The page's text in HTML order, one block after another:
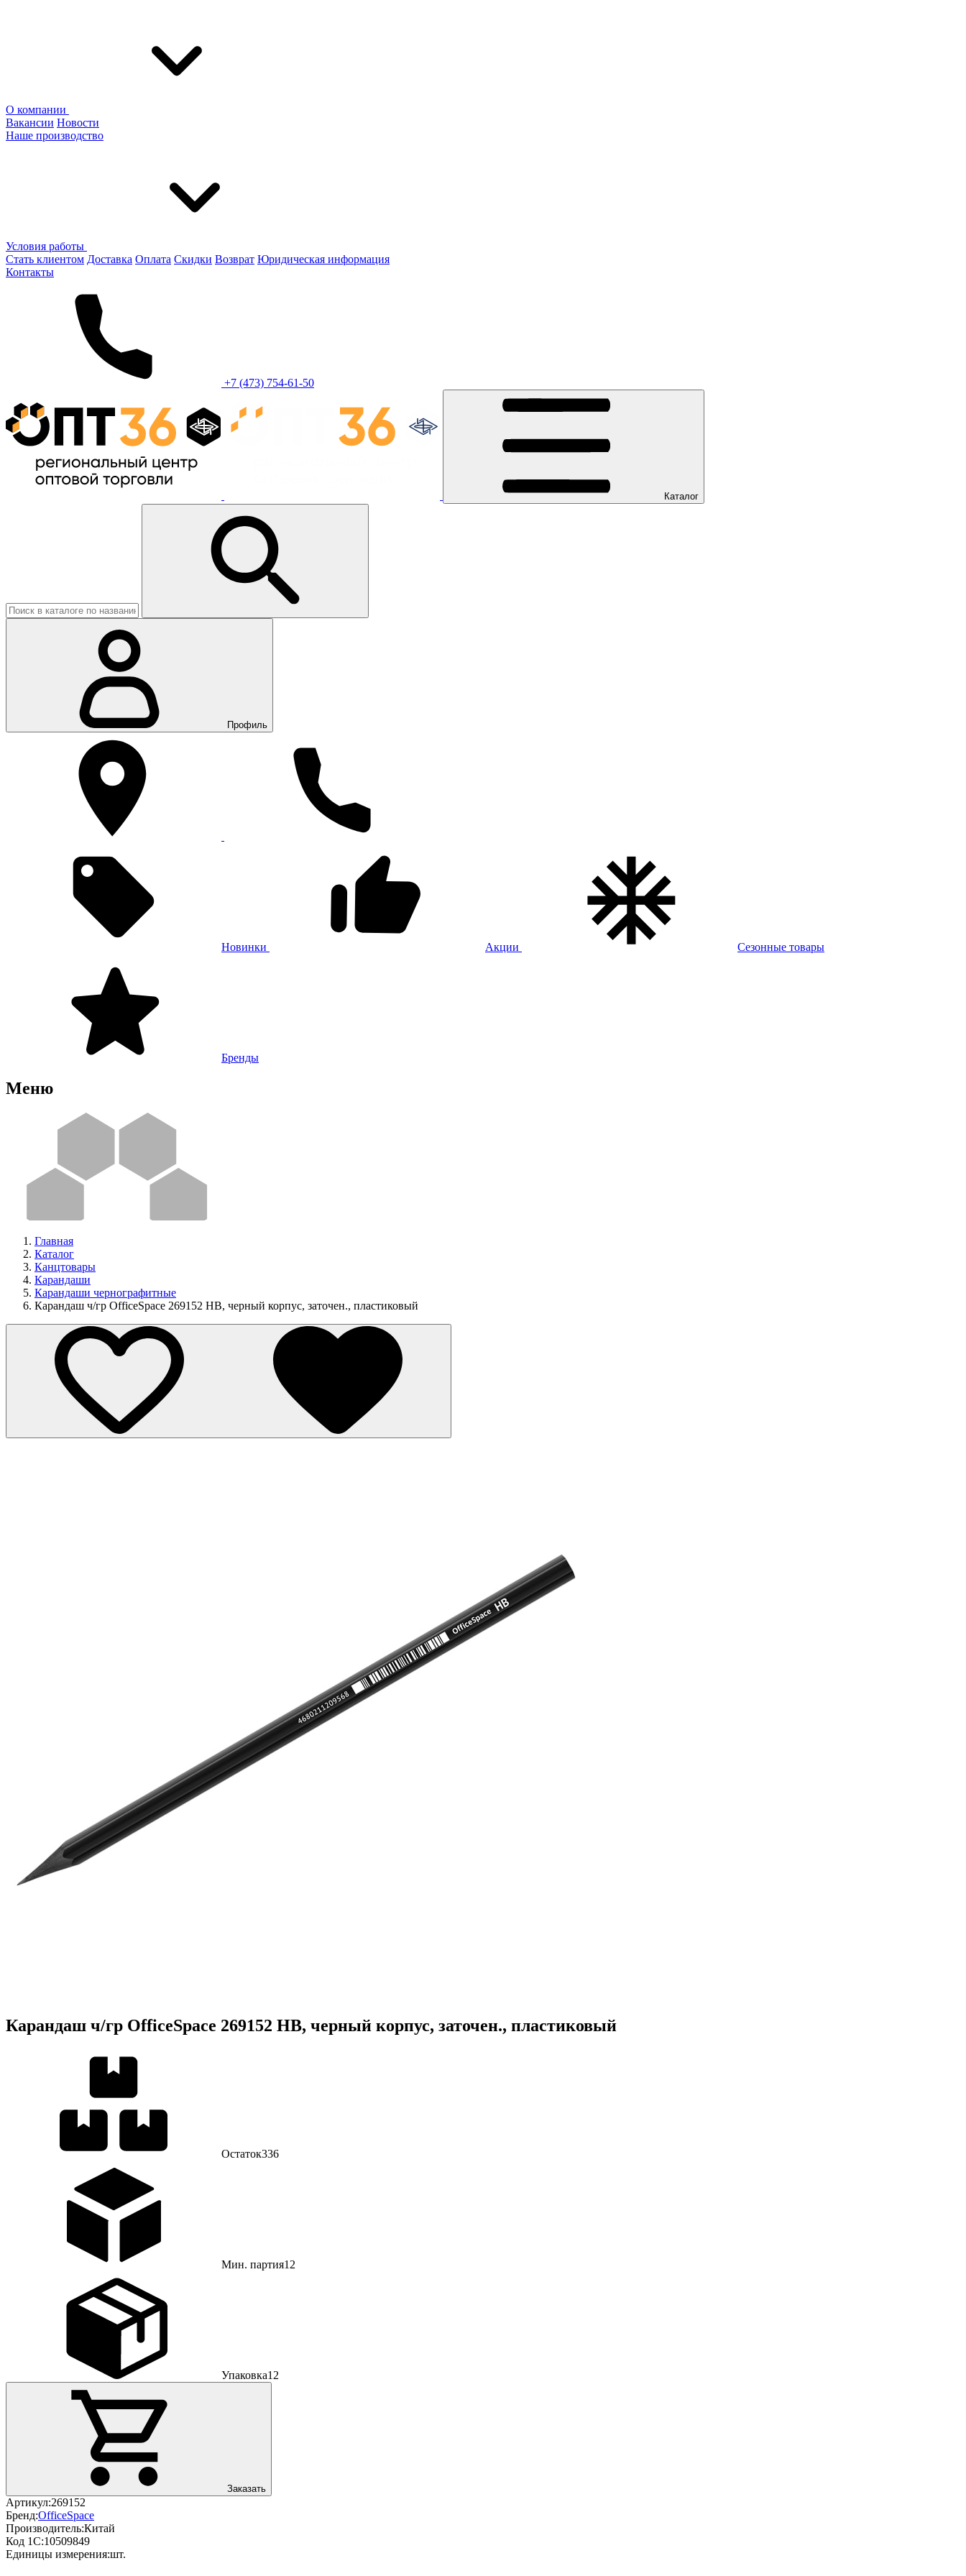
О компании
Вакансии Новости
Наше производство
Условия работы
Стать клиентом Доставка Оплата Скидки Возврат Юридическая информация
Контакты
+7 (473) 754-61-50
Каталог
Профиль
Новинки Акции Сезонные товары
Бренды
Меню
Главная
Каталог
Канцтовары
Карандаши
Карандаши чернографитные
Карандаш ч/гр OfficeSpace 269152 HB, черный корпус, заточен., пластиковый
Карандаш ч/гр OfficeSpace 269152 HB, черный корпус, заточен., пластиковый
Остаток336
Мин. партия12
Упаковка12
Заказать
Артикул:269152
Бренд:OfficeSpace
Производитель:Китай
Код 1С:10509849
Единицы измерения:шт.